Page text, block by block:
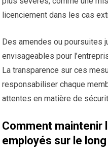
licenciement dans les cas
Des amendes ou poursuites
envisageables pour
La transparence sur ces
responsabiliser chaque
attentes en matière de
Comment maintenir
employés sur le